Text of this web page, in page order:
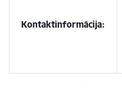
Kontaktinformācija: